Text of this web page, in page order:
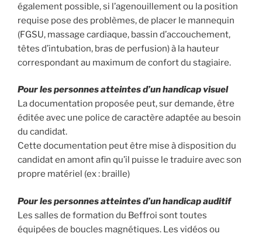
également possible, si l’agenouillement ou la position
requise pose des problèmes, de placer le mannequin
(FGSU, massage cardiaque, bassin d’accouchement,
têtes d’intubation, bras de perfusion) à la hauteur
correspondant au maximum de confort du stagiaire.
Pour les personnes atteintes d’un handicap visuel
La documentation proposée peut, sur demande, être
éditée avec une police de caractère adaptée au besoin
du candidat.
Cette documentation peut être mise à disposition du
candidat en amont afin qu’il puisse le traduire avec son
propre matériel (ex : braille)
Pour les personnes atteintes d’un handicap auditif
Les salles de formation du Beffroi sont toutes
équipées de boucles magnétiques. Les vidéos ou